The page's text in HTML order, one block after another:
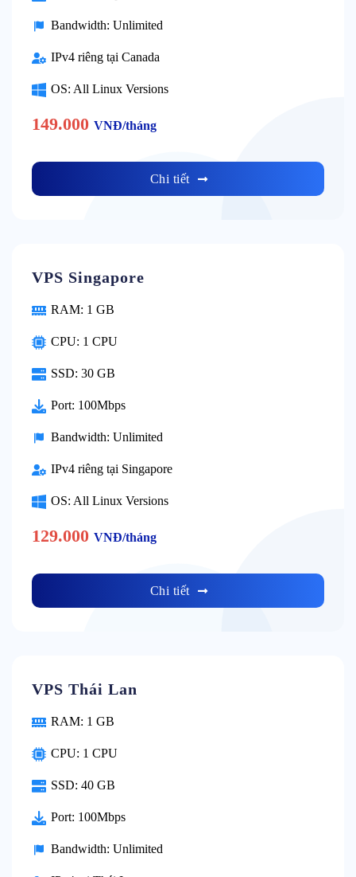
Bandwidth: Unlimited
IPv4 riêng tại Canada
OS: All Linux Versions
149.000 VNĐ/tháng
Chi tiết
VPS Singapore
RAM: 1 GB
CPU: 1 CPU
SSD: 30 GB
Port: 100Mbps
Bandwidth: Unlimited
IPv4 riêng tại Singapore
OS: All Linux Versions
129.000 VNĐ/tháng
Chi tiết
VPS Thái Lan
RAM: 1 GB
CPU: 1 CPU
SSD: 40 GB
Port: 100Mbps
Bandwidth: Unlimited